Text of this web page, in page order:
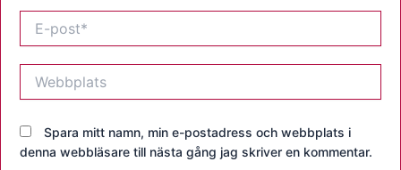
post*
Spara mitt namn, min e-postadress och webbplats i
denna webbläsare till nästa gång jag skriver en kommentar.